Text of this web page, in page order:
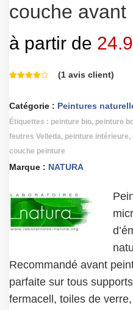
couche avant
à partir de
(1avis client)
Catégorie : Peintures
Étiquettes : peinture bio, peinture
feutres Velleda, peinture intérieure,
couche peinture
Marque : NATURA
Recommandé avant
parfaite sur tous
fermacell, toiles de